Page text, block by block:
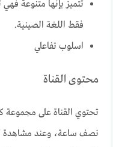
تتميز بإنها متنوعة
فقط اللغة الصينية.
اسلوب تفاعلي
محتوى القناة
تحتوي القناة على مجموعة
نصف ساعة، وعند